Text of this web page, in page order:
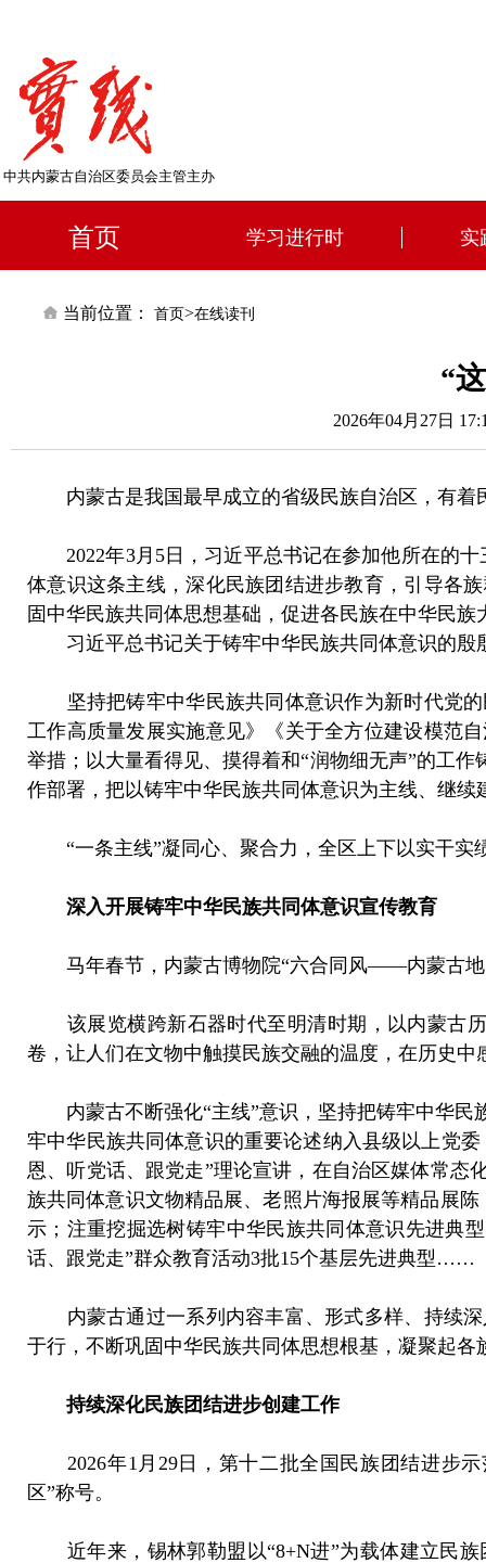
中共内蒙古自治区委员会主管主办
首页 学习进行时 实
当前位置： 首页>在线读刊
“
2026年04月27日
内蒙古是我国最早成立的省级民族自治区，有着
2022年3月5日，习近平总书记在参加他所在的十
体意识这条主线，深化民族团结进步教育，引导各
固中华民族共同体思想基础，促进各民族在中华民
习近平总书记关于铸牢中华民族共同体意识的殷
坚持把铸牢中华民族共同体意识作为新时代党的
工作高质量发展实施意见》《关于全方位建设模范
举措；以大量看得见、摸得着和“润物细无声”的工
作部署，把以铸牢中华民族共同体意识为主线、继
“一条主线”凝同心、聚合力，全区上下以实干实
深入开展铸牢中华民族共同体意识宣传教育
马年春节，内蒙古博物院“六合同风——内蒙古地
该展览横跨新石器时代至明清时期，以内蒙古历
卷，让人们在文物中触摸民族交融的温度，在历史中
内蒙古不断强化“主线”意识，坚持把铸牢中华民
牢中华民族共同体意识的重要论述纳入县级以上党
恩、听党话、跟党走”理论宣讲，在自治区媒体常态
族共同体意识文物精品展、老照片海报展等精品展
示；注重挖掘选树铸牢中华民族共同体意识先进典
话、跟党走”群众教育活动3批15个基层先进典型……
内蒙古通过一系列内容丰富、形式多样、持续深
于行，不断巩固中华民族共同体思想根基，凝聚起
持续深化民族团结进步创建工作
2026年1月29日，第十二批全国民族团结进步示
区”称号。
近年来，锡林郭勒盟以“8+N进”为载体建立民族